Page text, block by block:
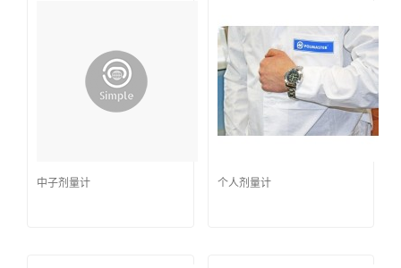
中子剂量计 个人剂量计